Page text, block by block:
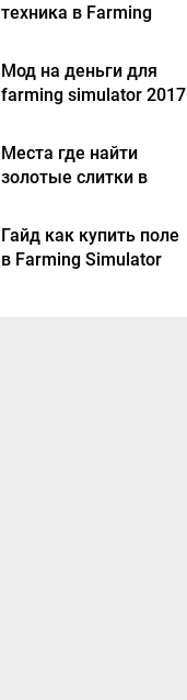
техника в Farming
Мод на деньги для
farming simulator 2017
Места где найти
золотые слитки в
2017?
Гайд как купить поле
в Farming Simulator